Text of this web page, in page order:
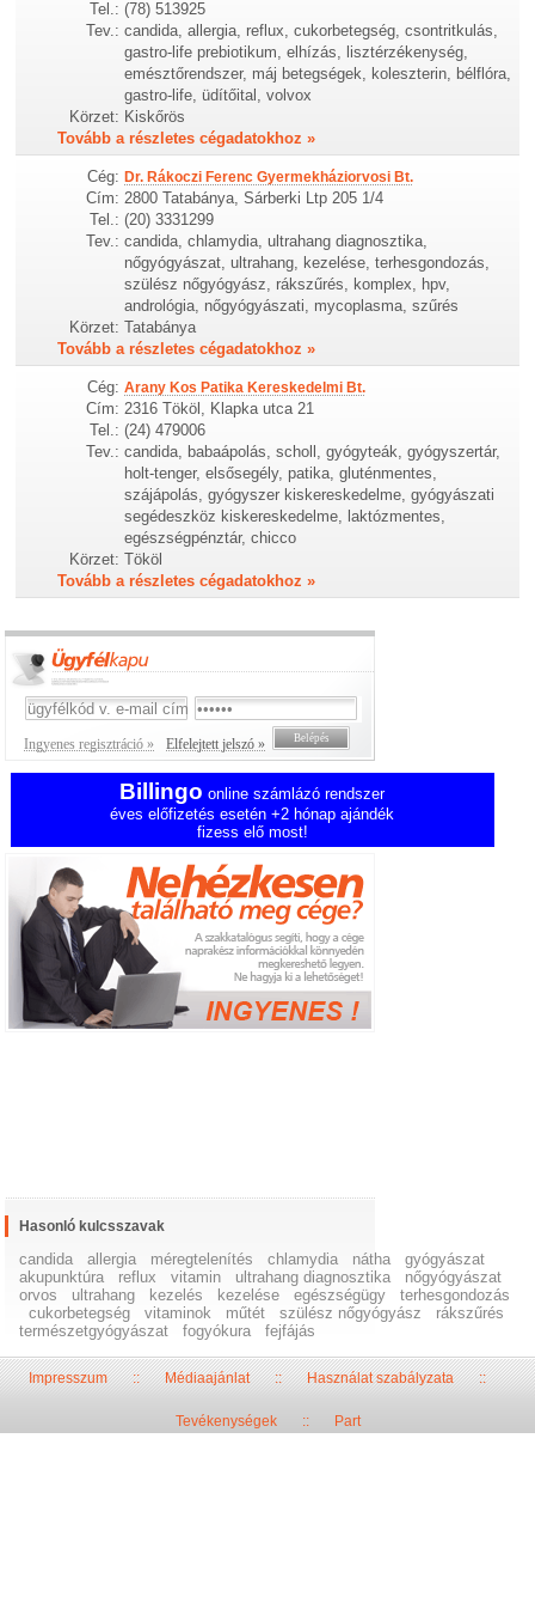
Tel.: (78) 513925
Tev.: candida, allergia, reflux, cukorbetegség, csontritkulás,
gastro-life prebiotikum, elhízás, lisztérzékenység,
emésztőrendszer, máj betegségek, koleszterin, bélflóra,
gastro-life, üdítőital, volvox
Körzet: Kiskőrös
Tovább a részletes cégadatokhoz »
Cég: Dr. Rákoczi Ferenc Gyermekháziorvosi Bt.
Cím: 2800 Tatabánya, Sárberki Ltp 205 1/4
Tel.: (20) 3331299
Tev.: candida, chlamydia, ultrahang diagnosztika,
nőgyógyászat, ultrahang, kezelése, terhesgondozás,
szülész nőgyógyász, rákszűrés, komplex, hpv,
andrológia, nőgyógyászati, mycoplasma, szűrés
Körzet: Tatabánya
Tovább a részletes cégadatokhoz »
Cég: Arany Kos Patika Kereskedelmi Bt.
Cím: 2316 Tököl, Klapka utca 21
Tel.: (24) 479006
Tev.: candida, babaápolás, scholl, gyógyteák, gyógyszertár,
holt-tenger, elsősegély, patika, gluténmentes,
szájápolás, gyógyszer kiskereskedelme, gyógyászati
segédeszköz kiskereskedelme, laktózmentes,
egészségpénztár, chicco
Körzet: Tököl
Tovább a részletes cégadatokhoz »
Ingyenes regisztráció » Elfelejtett jelszó »
Billingo online számlázó rendszer
éves előfizetés esetén +2 hónap ajándék
fizess elő most!
Hasonló kulcsszavak
candida allergia méregtelenítés chlamydia nátha
gyógyászat
akupunktúra
reflux vitamin ultrahang diagnosztika
nőgyógyászat
orvos
ultrahang kezelés kezelése egészségügy
terhesgondozás
cukorbetegség
vitaminok műtét szülész nőgyógyász
rákszűrés
természetgyógyászat
fogyókura fejfájás
Impresszum::Médiaajánlat::Használat szabályzata::
Tevékenységek:: Part